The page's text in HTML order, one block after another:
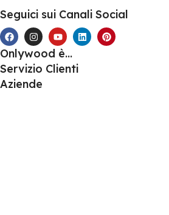
Seguici sui Canali Social
Onlywood è...
Servizio Clienti
Aziende